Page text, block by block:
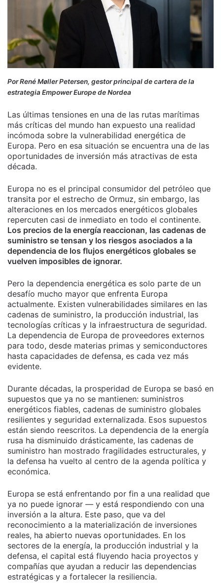
Por René Møller Petersen, gestor principal de cartera de la
estrategia Empower Europe de Nordea
Las últimas tensiones en una de las rutas marítimas
más críticas del mundo han expuesto una realidad
incómoda sobre la vulnerabilidad energética de
Europa. Pero en esa situación se encuentra una de las
oportunidades de inversión más atractivas de esta
década.
Europa no es el principal consumidor del petróleo que
transita por el estrecho de Ormuz, sin embargo, las
alteraciones en los mercados energéticos globales
repercuten casi de inmediato en todo el continente.
Los precios de la energía reaccionan, las cadenas de
suministro se tensan y los riesgos asociados a la
dependencia de los flujos energéticos globales se
vuelven imposibles de ignorar.
Pero la dependencia energética es solo parte de un
desafío mucho mayor que enfrenta Europa
actualmente. Existen vulnerabilidades similares en las
cadenas de suministro, la producción industrial, las
tecnologías críticas y la infraestructura de seguridad.
La dependencia de Europa de proveedores externos
para todo, desde materias primas y semiconductores
hasta capacidades de defensa, es cada vez más
evidente.
Durante décadas, la prosperidad de Europa se basó en
supuestos que ya no se mantienen: suministros
energéticos fiables, cadenas de suministro globales
resilientes y seguridad externalizada. Esos supuestos
están siendo reescritos. La dependencia de la energía
rusa ha disminuido drásticamente, las cadenas de
suministro han mostrado fragilidades estructurales, y
la defensa ha vuelto al centro de la agenda política y
económica.
Europa se está enfrentando por fin a una realidad que
ya no puede ignorar — y está respondiendo con una
inversión a la altura. Este paso, que va del
reconocimiento a la materialización de inversiones
reales, ha abierto nuevas oportunidades. En los
sectores de la energía, la producción industrial y la
defensa, el capital está fluyendo hacia proyectos y
compañías que ayudan a reducir las dependencias
estratégicas y a fortalecer la resiliencia.